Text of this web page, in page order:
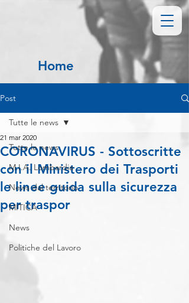
Home
Post
Tutte le news
M.I.A. Lombardia
News dal territorio
MITICA
News
Politiche del Lavoro
Tutte le news
CORONAVIRUS - Sottoscritte
con il Ministero dei Trasporti
le linee guida sulla sicurezza
per traspor
21 mar 2020